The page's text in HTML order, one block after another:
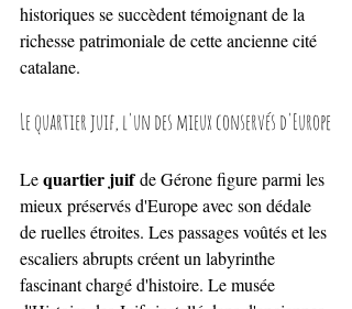
historiques se succèdent témoignant de la
richesse patrimoniale de cette ancienne cité
catalane.
Le quartier juif, l'un des mieux conservés d'Europe
Le quartier juif de Gérone figure parmi les
mieux préservés d'Europe avec son dédale
de ruelles étroites. Les passages voûtés et les
escaliers abrupts créent un labyrinthe
fascinant chargé d'histoire. Le musée